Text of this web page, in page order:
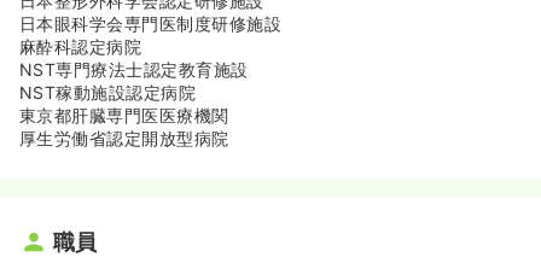
日本眼科学会専門医制度研修施設
麻酔科認定病院
NST専門療法士認定教育施設
NST稼動施設認定病院
東京都肝臓専門医医療機関
厚生労働省認定開放型病院
職員